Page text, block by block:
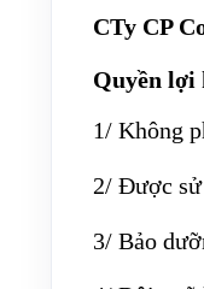
CTy CP
Quyền lợi
1/ Không
2/ Được sử
3/ Bảo